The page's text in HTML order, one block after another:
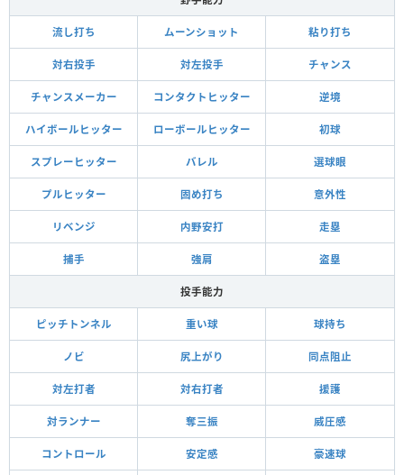
流し打ち ムーンショット 粘り打ち
対右投手 対左投手 チャンス
チャンスメーカー コンタクトヒッター 逆境
ハイボールヒッター ローボールヒッター 初球
スプレーヒッター バレル 選球眼
プルヒッター 固め打ち 意外性
リベンジ 内野安打 走塁
捕手 強肩 盗塁
投手能力
ピッチトンネル 重い球 球持ち
ノビ 尻上がり 同点阻止
対左打者 対右打者 援護
対ランナー 奪三振 威圧感
コントロール 安定感 豪速球